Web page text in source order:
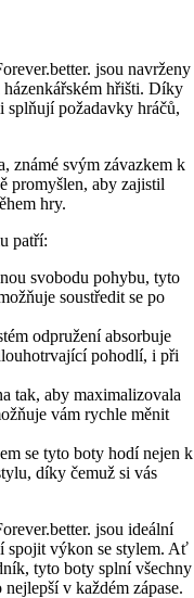
jsou navrženy
hřišti. Díky
splňují požadavky hráčů,
známé svým závazkem k
promyšlen, aby zajistil
hry.
patří:
svobodu pohybu, tyto
soustředit se po
odpružení absorbuje
pohodlí, i při
tak, aby maximalizovala
vám rychle měnit
se tyto boty hodí nejen k
díky čemuž si vás
jsou ideální
spojit výkon se stylem. Ať
tyto boty splní všechny
v každém zápase.